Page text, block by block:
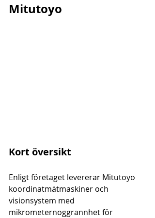
Mitutoyo
Kort översikt
Enligt företaget levererar Mitutoyo
koordinatmätmaskiner och
visionsystem med
mikrometernoggrannhet för